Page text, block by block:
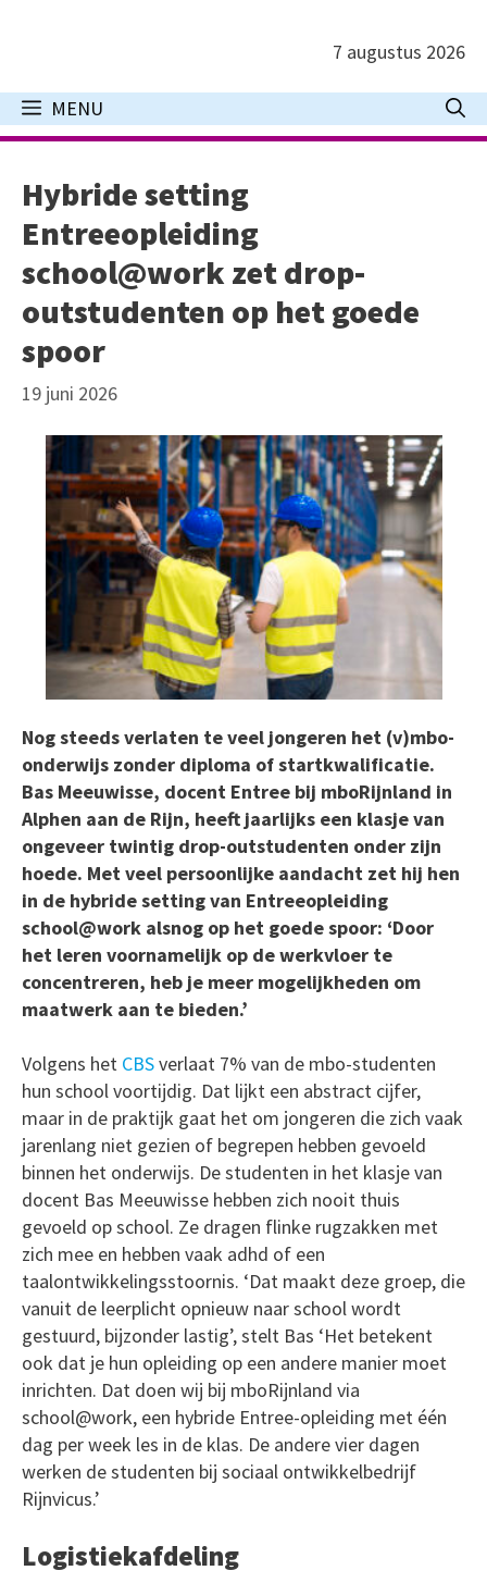
inhoud
7 augustus 2026
MENU
Hybride setting
Entreeopleiding
school@work zet drop-
outstudenten op het goede
spoor
19 juni 2026
Nog steeds verlaten te veel jongeren het (v)mbo-
onderwijs zonder diploma of startkwalificatie.
Bas Meeuwisse, docent Entree bij mboRijnland in
Alphen aan de Rijn, heeft jaarlijks een klasje van
ongeveer twintig drop-outstudenten onder zijn
hoede. Met veel persoonlijke aandacht zet hij hen
in de hybride setting van Entreeopleiding
school@work alsnog op het goede spoor: ‘Door
het leren voornamelijk op de werkvloer te
concentreren, heb je meer mogelijkheden om
maatwerk aan te bieden.’
Volgens het CBSverlaat 7% van de mbo-studenten
hun school voortijdig. Dat lijkt een abstract cijfer,
maar in de praktijk gaat het om jongeren die zich vaak
jarenlang niet gezien of begrepen hebben gevoeld
binnen het onderwijs. De studenten in het klasje van
docent Bas Meeuwisse hebben zich nooit thuis
gevoeld op school. Ze dragen flinke rugzakken met
zich mee en hebben vaak adhd of een
taalontwikkelingsstoornis. ‘Dat maakt deze groep, die
vanuit de leerplicht opnieuw naar school wordt
gestuurd, bijzonder lastig’, stelt Bas ‘Het betekent
ook dat je hun opleiding op een andere manier moet
inrichten. Dat doen wij bij mboRijnland via
school@work, een hybride Entree-opleiding met één
dag per week les in de klas. De andere vier dagen
werken de studenten bij sociaal ontwikkelbedrijf
Rijnvicus.’
Logistiekafdeling